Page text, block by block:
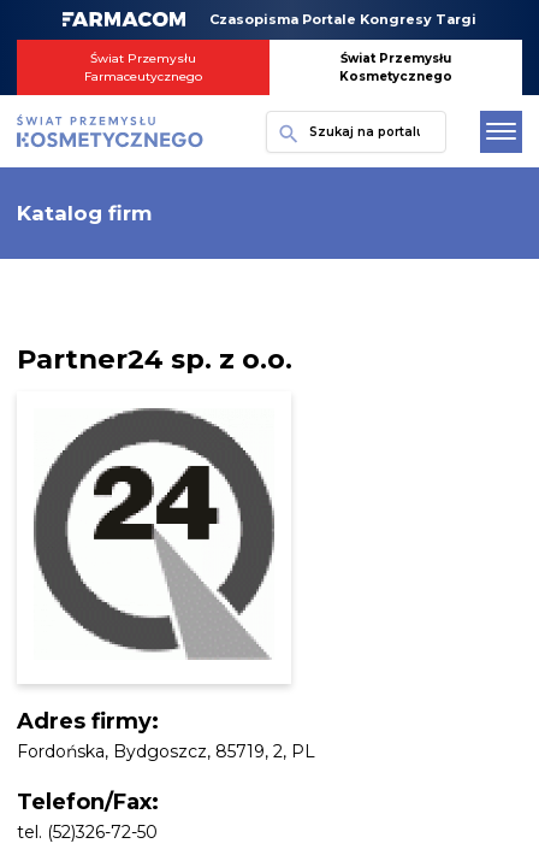
Czasopisma Portale Kongresy Targi
Świat Przemysłu
Farmaceutycznego
Świat Przemysłu
Kosmetycznego
Szukaj
Katalog firm
Partner24 sp. z o.o.
Adres firmy:
Fordońska, Bydgoszcz, 85719, 2, PL
Telefon/Fax:
tel. (52)326-72-50